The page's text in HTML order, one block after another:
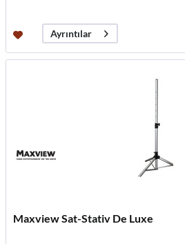
Ayrıntılar
Maxview Sat-Stativ De Luxe